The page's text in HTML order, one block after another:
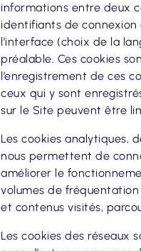
informations entre deux
identifiants de connexion
l’interface (choix de la
préalable. Ces cookies
l’enregistrement de ces
ceux qui y sont
sur le Site peuvent être
Les cookies analytiques,
nous permettent de
améliorer le
volumes de
et contenus visités,
Les cookies des réseaux